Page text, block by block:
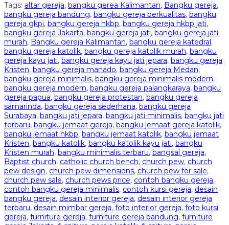
Tags: altar gereja, bangku gerea Kalimantan, Bangku gereja,
bangku gereja bandung, bangku gereja berkualitas, bangku
gereja gkpi, bangku gereja hkbp, bangku gereja hkbp jati,
bangku gereja Jakarta, bangku gereja jati, bangku gereja jati
murah, Bangku gereja Kalimantan, bangku gereja katedral ,
bangku gereja katolik, bangku gereja katolik murah, bangku
gereja kayu jati, bangku gereja kayu jati jepara, bangku gereja
Kristen, bangku gereja manado, bangku gereja Medan,
bangku gereja minimalis, bangku gereja minimalis modern,
bangku gereja modern, bangku gereja palangkaraya, bangku
gereja papua, bangku gereja protestan, bangku gereja
samarinda, bangku gereja sederhana, bangku gereja
Surabaya, bangku jati jepara, bangku jati minimalis, bangku jati
terbaru, bangku jemaat gereja, bangku jemaat gereja katolik,
bangku jemaat hkbp, bangku jemaat katolik, bangku jemaat
Kristen, bangku katolik, bangku katolik kayu jati, bangku
Kristen murah, bangku minimalis terbaru, bangsal gereja,
Baptist church, catholic church bench, church pew, church
pew design, church pew dimensions, church pew for sale,
church pew sale, church pews price, contoh bangku gereja,
contoh bangku gereja minimalis, contoh kursi gereja, desain
bangku gereja, desain interior gereja, desain interior gereja
terbaru, desain mimbar gereja, foto interior gereja, foto kursi
gereja, furniture gereja, furniture gereja bandung, furniture